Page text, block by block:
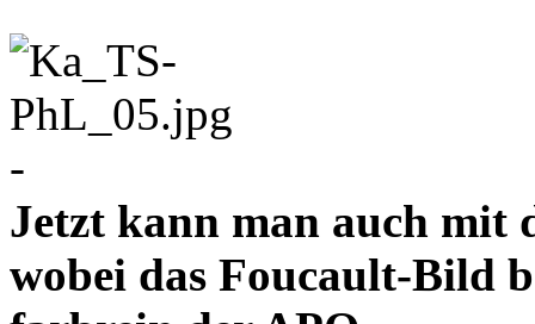
-
Jetzt kann man auch mit
wobei das Foucault-Bild